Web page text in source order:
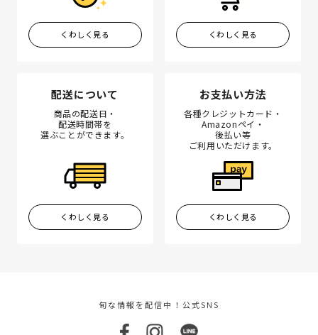
くわしく見る くわしく見る
配送について
商品の配送日・
配送時間帯を
選ぶことができます。
くわしく見る
お支払い方法
各種クレジットカード・
Amazonペイ・
後払い等
ご利用いただけます。
くわしく見る
旬な情報を配信中！公式SNS